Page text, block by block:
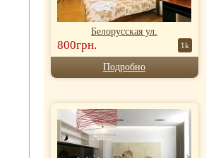
Белорусская ул.
800грн. 1k
Подробно